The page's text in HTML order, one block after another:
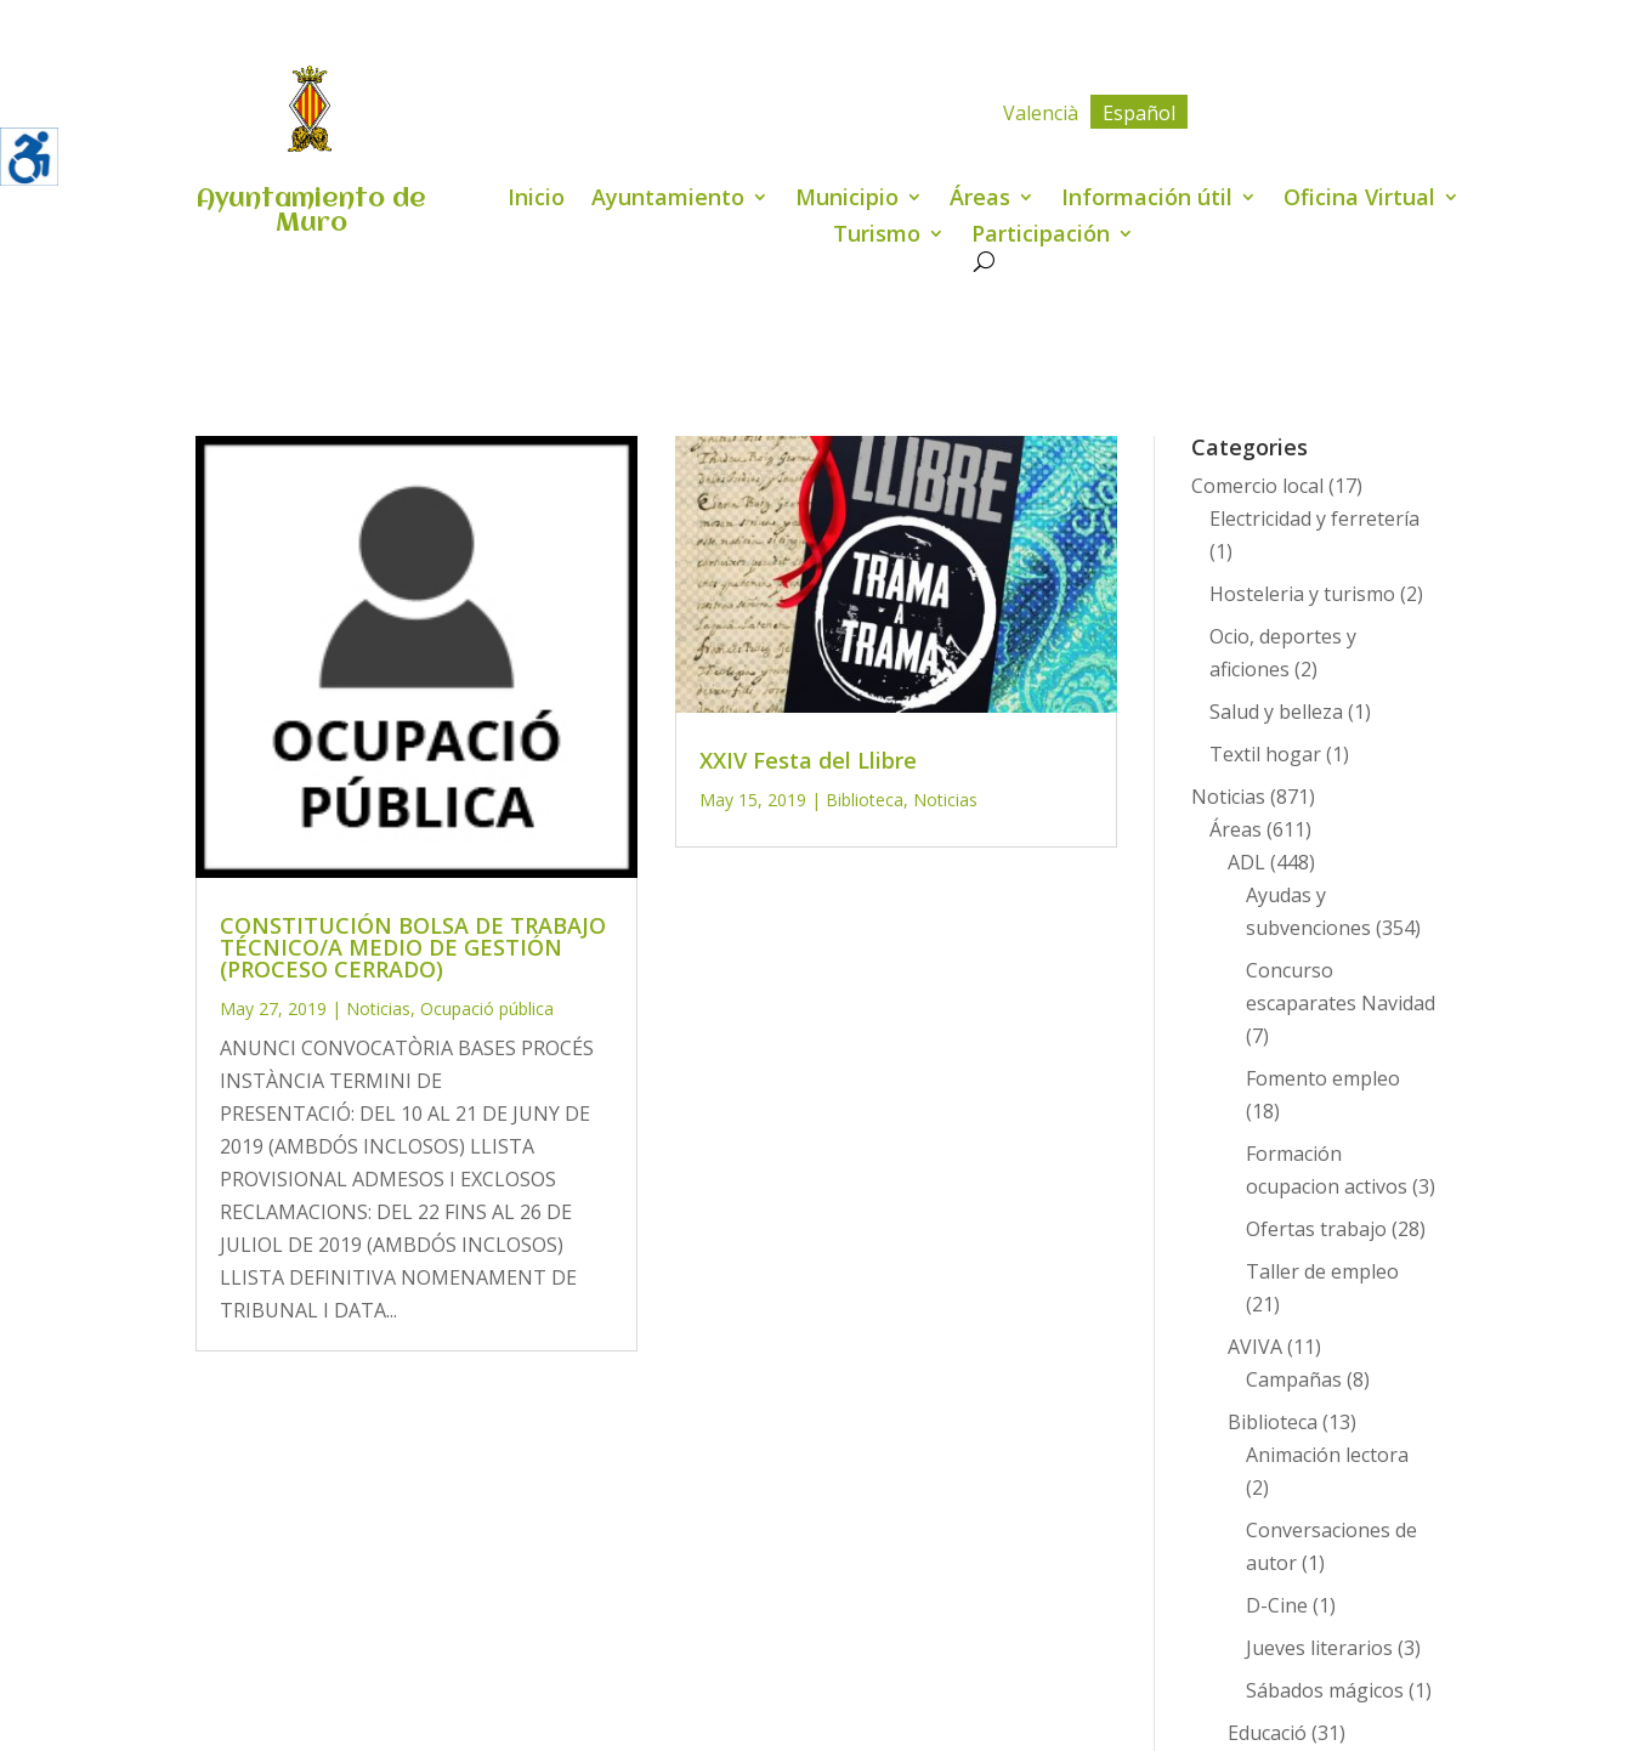
Ayuntamiento de
Muro
Valencià Español
Inicio Ayuntamiento Municipio Áreas Información útil
Oficina Virtual
Turismo
Participación
CONSTITUCIÓN BOLSA DE TRABAJO
TÉCNICO/A MEDIO DE GESTIÓN
(PROCESO CERRADO)
May 27, 2019 | Noticias,Ocupació pública
ANUNCI CONVOCATÒRIA BASES PROCÉS
INSTÀNCIA TERMINI DE
PRESENTACIÓ: DEL 10 AL 21 DE JUNY DE
2019 (AMBDÓS INCLOSOS) LLISTA
PROVISIONAL ADMESOS I EXCLOSOS
RECLAMACIONS: DEL 22 FINS AL 26 DE
JULIOL DE 2019 (AMBDÓS INCLOSOS)
LLISTA DEFINITIVA NOMENAMENT DE
TRIBUNAL I DATA...
XXIV Festa del Llibre
May 15, 2019 | Biblioteca, Noticias
Categories
Comercio local (17)
Electricidad y ferretería
(1)
Hosteleria y turismo (2)
Ocio, deportes y
aficiones (2)
Salud y belleza (1)
Textil hogar(1)
Noticias (871)
Áreas (611)
ADL(448)
Ayudas y
subvenciones (354)
Concurso
escaparates Navidad
(7)
Fomento empleo
(18)
Formación
ocupacion activos (3)
Ofertas trabajo (28)
Taller de empleo
(21)
AVIVA(11)
Campañas (8)
Biblioteca (13)
Animación lectora
(2)
Conversaciones de
autor(1)
D-Cine (1)
Jueves literarios (3)
Sábados mágicos (1)
Educació (31)